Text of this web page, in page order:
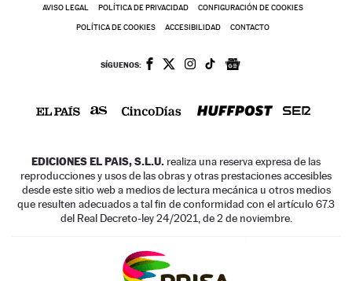
AVISO LEGAL POLÍTICA DE PRIVACIDAD CONFIGURACIÓN DE COOKIES
POLÍTICA DE COOKIES ACCESIBILIDAD CONTACTO
SÍGUENOS:
EDICIONES EL PAIS, S.L.U. realiza una reserva expresa de las
reproducciones y usos de las obras y otras prestaciones accesibles
desde este sitio web a medios de lectura mecánica u otros medios
que resulten adecuados a tal fin de conformidad con el artículo 67.3
del Real Decreto-ley 24/2021, de 2 de noviembre.